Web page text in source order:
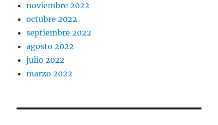
noviembre 2022
octubre 2022
septiembre 2022
agosto 2022
julio 2022
marzo 2022